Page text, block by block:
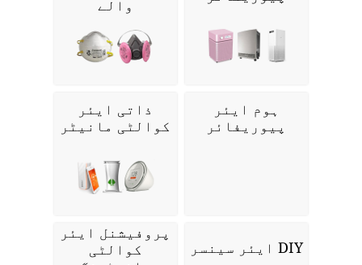
والے
ہوم ایئر
پیوریفائر
ذاتی ایئر
کوالٹی مانیٹر
DIY ایئر سینسر
پروفیشنل ایئر
کوالٹی